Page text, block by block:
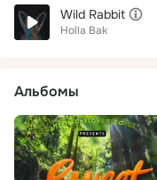
Wild Rabbit
Holla Bak
Альбомы